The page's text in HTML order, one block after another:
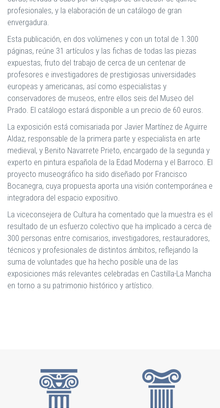
profesionales, y la elaboración de un catálogo de gran
envergadura.
Esta publicación, en dos volúmenes y con un total de 1.300
páginas, reúne 31 artículos y las fichas de todas las piezas
expuestas, fruto del trabajo de cerca de un centenar de
profesores e investigadores de prestigiosas universidades
europeas y americanas, así como especialistas y
conservadores de museos, entre ellos seis del Museo del
Prado. El catálogo estará disponible a un precio de 60 euros.
La exposición está comisariada por Javier Martínez de Aguirre
Aldaz, responsable de la primera parte y especialista en arte
medieval, y Benito Navarrete Prieto, encargado de la segunda y
experto en pintura española de la Edad Moderna y el Barroco. El
proyecto museográfico ha sido diseñado por Francisco
Bocanegra, cuya propuesta aporta una visión contemporánea e
integradora del espacio expositivo.
La viceconsejera de Cultura ha comentado que la muestra es el
resultado de un esfuerzo colectivo que ha implicado a cerca de
300 personas entre comisarios, investigadores, restauradores,
técnicos y profesionales de distintos ámbitos, reflejando la
suma de voluntades que ha hecho posible una de las
exposiciones más relevantes celebradas en Castilla-La Mancha
en torno a su patrimonio histórico y artístico.